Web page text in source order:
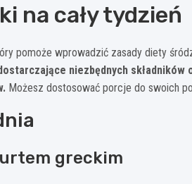
na cały tydzień
pomoże wprowadzić zasady diety
niezbędnych składników
Możesz dostosować porcje do swoich
greckim